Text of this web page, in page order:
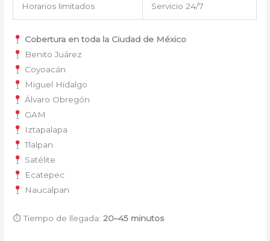
Horarios limitados Servicio 24/7
Cobertura en toda la Ciudad de México
Benito Juárez
Coyoacán
Miguel Hidalgo
Álvaro Obregón
GAM
Iztapalapa
Tlalpan
Satélite
Ecatepec
Naucalpan
⏱ Tiempo de llegada:20–45 minutos